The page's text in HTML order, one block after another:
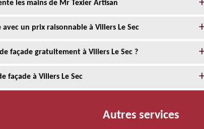
les mains de Mr Texier Artisan
un prix raisonnable à Villers Le Sec
façade gratuitement à Villers Le Sec ?
façade à Villers Le Sec
Autres services